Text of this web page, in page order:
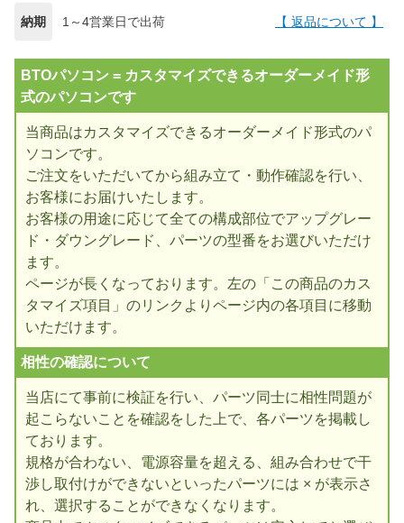
納期 1～4営業日で出荷 【 返品について 】
BTOパソコン = カスタマイズできるオーダーメイド形
式のパソコンです
当商品はカスタマイズできるオーダーメイド形式のパ
ソコンです。
ご注文をいただいてから組み立て・動作確認を行い、
お客様にお届けいたします。
お客様の用途に応じて全ての構成部位でアップグレー
ド・ダウングレード、パーツの型番をお選びいただけ
ます。
ページが長くなっております。左の「この商品のカス
タマイズ項目」のリンクよりページ内の各項目に移動
いただけます。
相性の確認について
当店にて事前に検証を行い、パーツ同士に相性問題が
起こらないことを確認をした上で、各パーツを掲載し
ております。
規格が合わない、電源容量を超える、組み合わせで干
渉し取付けができないといったパーツには × が表示さ
れ、選択することができなくなります。